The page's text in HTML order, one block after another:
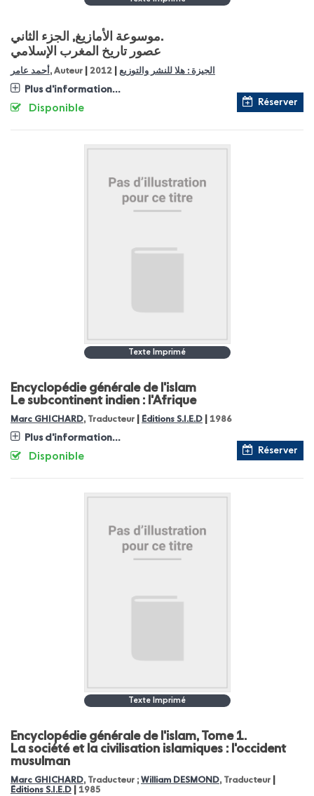
موسوعة الأمازيغ, الجزء الثاني.
عصور تاريخ المغرب الإسلامي
أحمد عامر , Auteur الجيزة : هلا للنشر والتوزيع 2012
Plus d'information...
Réserver
Disponible
Texte Imprimé
Encyclopédie générale de l'islam
Le subcontinent indien : l'Afrique
Marc GHICHARD, Traducteur Éditions S.I.E.D 1986
Plus d'information...
Réserver
Disponible
Texte Imprimé
Encyclopédie générale de l'islam, Tome 1.
La société et la civilisation islamiques : l'occident
musulman
Marc GHICHARD, Traducteur ; William DESMOND, Traducteur
Éditions S.I.E.D 1985